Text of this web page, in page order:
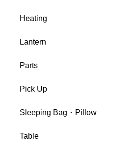
Heating
Lantern
Parts
Pick Up
Sleeping Bag・Pillow
Table